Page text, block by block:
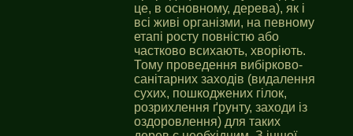
це, в основному, дерева), як і
всі живі організми, на певному
етапі росту повністю або
частково всихають, хворіють.
Тому проведення вибірково-
санітарних заходів (видалення
сухих, пошкоджених гілок,
розрихлення ґрунту, заходи із
оздоровлення) для таких